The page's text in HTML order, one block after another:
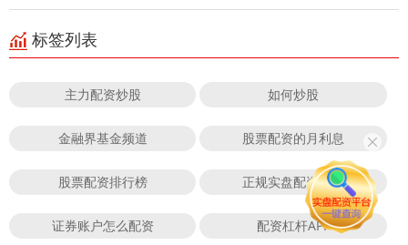
标签列表
主力配资炒股 如何炒股
金融界基金频道 股票配资的月利息
股票配资排行榜 正规实盘配资平台
证券账户怎么配资 配资杠杆APP